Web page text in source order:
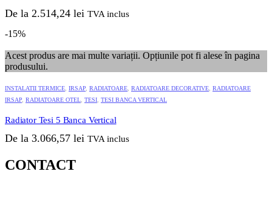
De la 2.514,24 lei TVA inclus
-15%
Acest produs are mai multe variații. Opțiunile pot fi alese în pagina
produsului.
INSTALATII TERMICE IRSAP RADIATOARE RADIATOARE DECORATIVE RADIATOARE
IRSAP RADIATOARE OTEL TESI TESI BANCA VERTICAL
Radiator Tesi 5 Banca Vertical
De la 3.066,57 lei TVA inclus
CONTACT